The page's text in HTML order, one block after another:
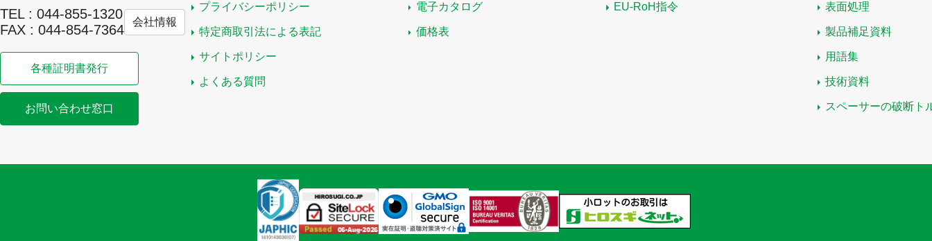
TEL : 044-855-1320
FAX : 044-854-7364
会社情報
各種証明書発行
お問い合わせ窓口
プライバシーポリシー
特定商取引法による表記
サイトポリシー
よくある質問
電子カタログ
価格表
EU-RoH指令 表面処理
製品補足資料
用語集
技術資料
スペーサーの破断ト